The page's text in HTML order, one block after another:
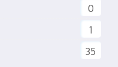
0
1
35